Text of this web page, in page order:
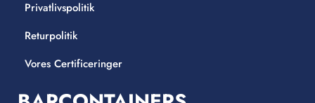
Privatlivspolitik
Returpolitik
Vores Certificeringer